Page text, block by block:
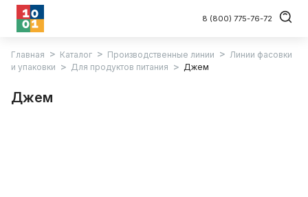
8 (800) 775-76-72
Главная Каталог Производственные линии
Линии фасовки
и упаковки
Для продуктов питания Джем
Джем